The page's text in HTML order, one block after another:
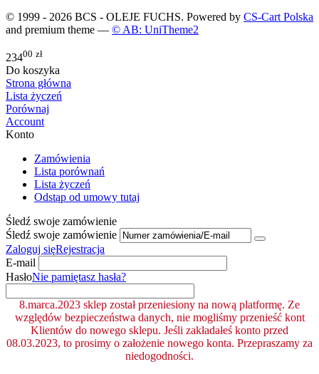
© 1999 - 2026 BCS - OLEJE FUCHS. Powered by CS-Cart Polska
and premium theme — © AB: UniTheme2
23400 zł
Do koszyka
Strona główna
Lista życzeń
Porównaj
Account
Konto
Zamówienia
Lista porównań
Lista życzeń
Odstąp od umowy tutaj
Śledź swoje zamówienie
Śledź swoje zamówienie
Zaloguj sięRejestracja
E-mail
HasłoNie pamiętasz hasła?
8.marca.2023 sklep został przeniesiony na nową platformę. Ze
względów bezpieczeństwa danych, nie mogliśmy przenieść kont
Klientów do nowego sklepu. Jeśli zakładałeś konto przed
08.03.2023, to prosimy o założenie nowego konta. Przepraszamy za
niedogodności.